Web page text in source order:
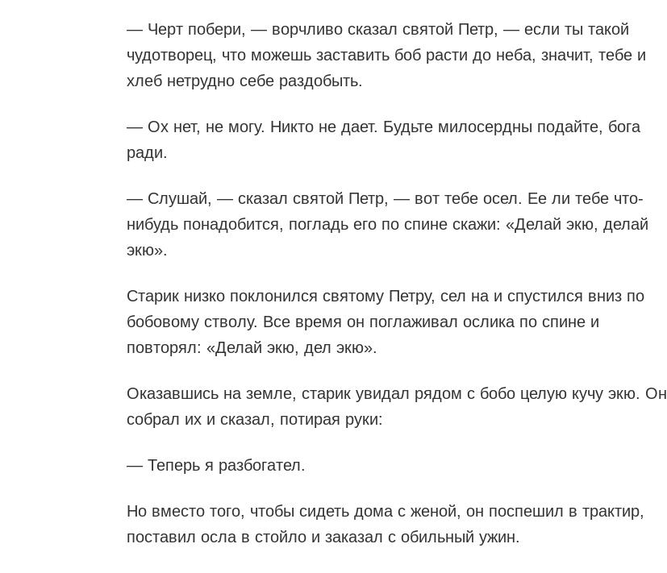
— Черт побери, — ворчливо сказал святой Петр, — если ты такой
чудотворец, что можешь заставить боб расти до неба, значит, тебе и
хлеб нетрудно себе раздобыть.
— Ох нет, не могу. Никто не дает. Будьте милосердны подайте, бога
ради.
— Слушай, — сказал святой Петр, — вот тебе осел. Ее ли тебе что-
нибудь понадобится, погладь его по спине скажи: «Делай экю, делай
экю».
Старик низко поклонился святому Петру, сел на и спустился вниз по
бобовому стволу. Все время он поглаживал ослика по спине и
повторял: «Делай экю, дел экю».
Оказавшись на земле, старик увидал рядом с бобо целую кучу экю. Он
собрал их и сказал, потирая руки:
— Теперь я разбогател.
Но вместо того, чтобы сидеть дома с женой, он поспешил в трактир,
поставил осла в стойло и заказал с обильный ужин.